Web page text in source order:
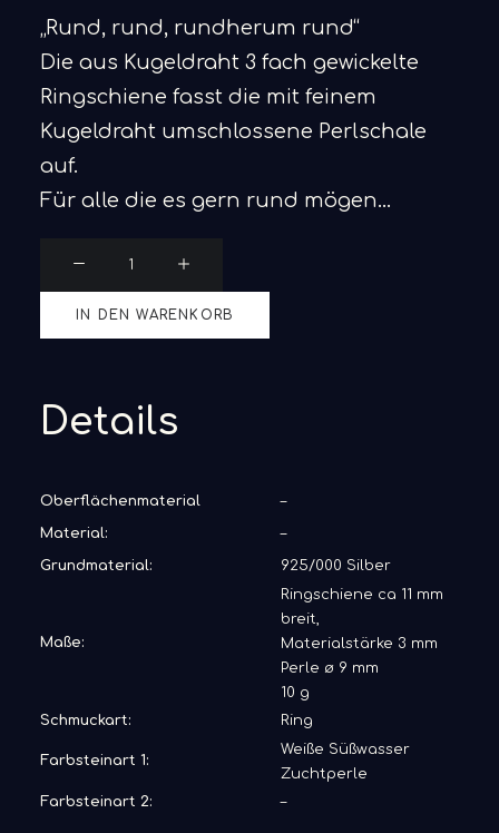
„Rund, rund, rundherum rund“
Die aus Kugeldraht 3 fach gewickelte
Ringschiene fasst die mit feinem
Kugeldraht umschlossene Perlschale
auf.
Für alle die es gern rund mögen…
IN DEN WARENKORB
Details
Oberflächenmaterial –
Material: –
Grundmaterial: 925/000 Silber
Maße:
Ringschiene ca 11 mm
breit,
Materialstärke 3 mm
Perle ø 9 mm
10 g
Schmuckart:
Ring
Farbsteinart 1:
Weiße Süßwasser
Zuchtperle
Farbsteinart 2:
–